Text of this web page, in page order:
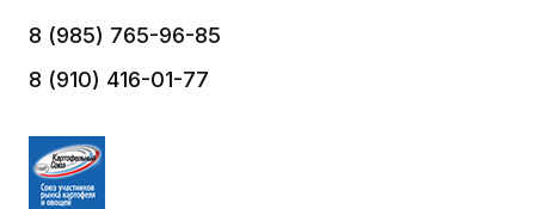
8 (985) 765-96-85
8 (910) 416-01-77